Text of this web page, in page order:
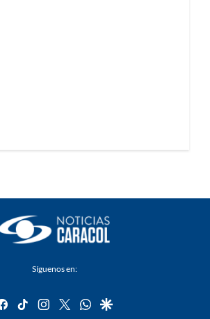
Síguenos en:
facebook
tiktok instagram
twitterwhatsapp
google